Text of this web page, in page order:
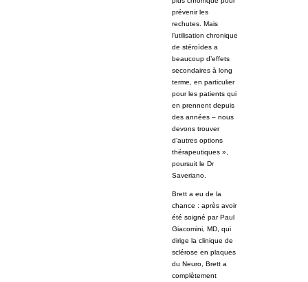
prévenir les
rechutes. Mais
l’utilisation chronique
de stéroïdes a
beaucoup d’effets
secondaires à long
terme, en particulier
pour les patients qui
en prennent depuis
des années – nous
devons trouver
d’autres options
thérapeutiques »,
poursuit le Dr
Saveriano.
Brett a eu de la
chance : après avoir
été soigné par Paul
Giacomini, MD, qui
dirige la clinique de
sclérose en plaques
du Neuro, Brett a
complètement